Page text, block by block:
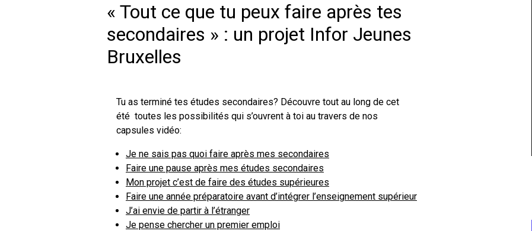
« Tout ce que tu peux faire après tes
secondaires » : un projet Infor Jeunes
Bruxelles
Tu as terminé tes études secondaires? Découvre tout au long de cet
été toutes les possibilités qui s’ouvrent à toi au travers de nos
capsules vidéo:
Je ne sais pas quoi faire après mes secondaires
Faire une pause après mes études secondaires
Mon projet c’est de faire des études supérieures
Faire une année préparatoire avant d’intégrer l’enseignement supérieur
J’ai envie de partir à l’étranger
Je pense chercher un premier emploi